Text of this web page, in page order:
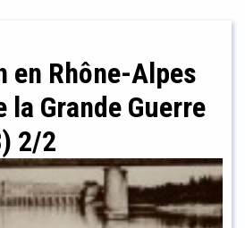
(Lyonbiopôle), et
Expositions et
sous le label Une
Cette manifestation
mois des
centenaire de la Première
pourquoi nous vous
pont entre ces deux
en Rhône-Alpes
la Grande Guerre
2/2